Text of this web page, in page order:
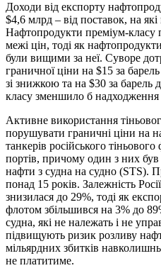
Доходи від експорту
$4,6 млрд – від поставок, на
Нафтопродукти преміум-класу
межі цін, тоді як
були вищими за неї. Суворе
граничної ціни на $15 за
зі знижкою та на $30 за барель
класу зменшило б надходження
Активне використання
порушувати граничні ціни на
танкерів російського
портів, причому один з них
нафти з судна на судно (STS).
понад 15 років. Залежність
знизилася до 29%, тоді як
флотом збільшився на 3% до
судна, які не належать і не
підвищують ризик розливу
мільярдних збитків
не платитиме.